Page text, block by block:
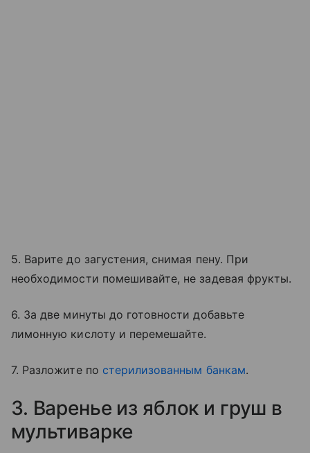
5. Варите до загустения, снимая пену. При
необходимости помешивайте, не задевая фрукты.
6. За две минуты до готовности добавьте
лимонную кислоту и перемешайте.
7. Разложите по стерилизованным банкам.
3. Варенье из яблок и груш в
мультиварке